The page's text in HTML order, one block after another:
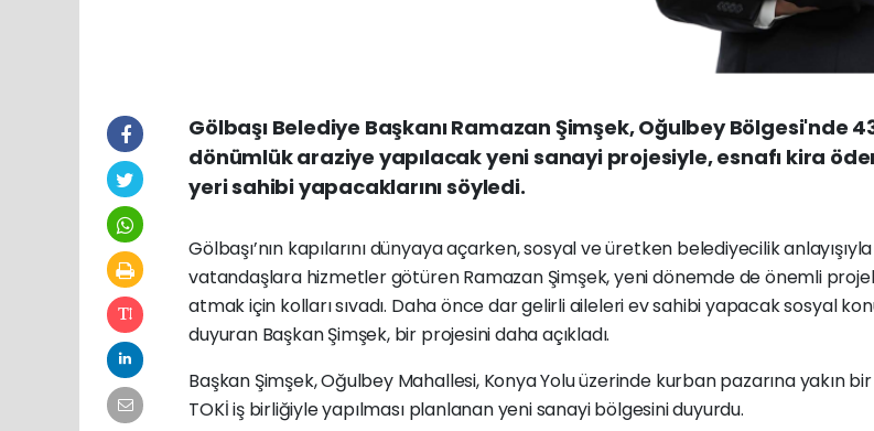
Gölbaşı Belediye Başkanı Ramazan Şimşek, Oğulbey Bölgesi'nde
dönümlük araziye yapılacak yeni sanayi projesiyle, esnafı kira
yeri sahibi yapacaklarını söyledi.
Gölbaşı’nın kapılarını dünyaya açarken, sosyal ve üretken belediyecilik
vatandaşlara hizmetler götüren Ramazan Şimşek, yeni dönemde de önemli
atmak için kolları sıvadı. Daha önce dar gelirli aileleri ev sahibi yapacak sosyal
duyuran Başkan Şimşek, bir projesini daha açıkladı.
Başkan Şimşek, Oğulbey Mahallesi, Konya Yolu üzerinde kurban pazarına yakın
TOKİ iş birliğiyle yapılması planlanan yeni sanayi bölgesini duyurdu.